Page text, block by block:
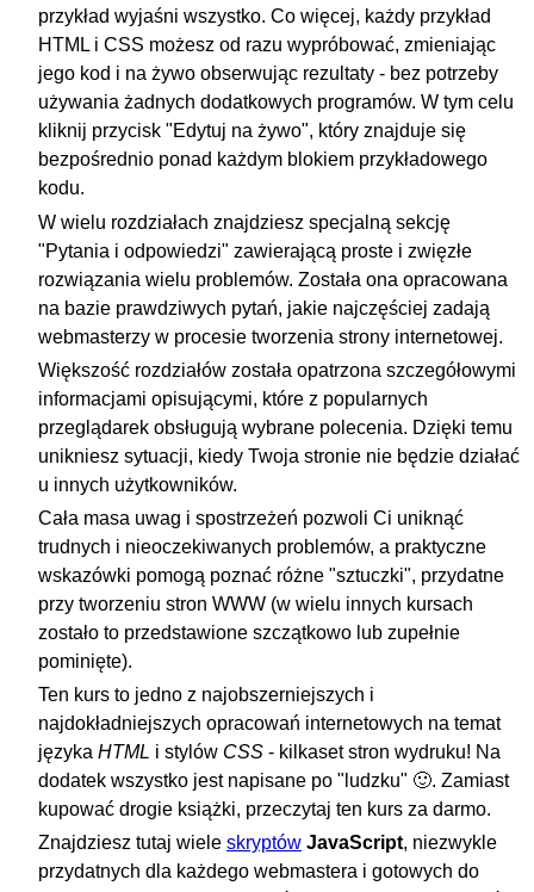
przykład wyjaśni wszystko. Co więcej, każdy przykład
HTML i CSS możesz od razu wypróbować, zmieniając
jego kod i na żywo obserwując rezultaty - bez potrzeby
używania żadnych dodatkowych programów. W tym celu
kliknij przycisk "Edytuj na żywo", który znajduje się
bezpośrednio ponad każdym blokiem przykładowego
kodu.
W wielu rozdziałach znajdziesz specjalną sekcję
"Pytania i odpowiedzi" zawierającą proste i zwięzłe
rozwiązania wielu problemów. Została ona opracowana
na bazie prawdziwych pytań, jakie najczęściej zadają
webmasterzy w procesie tworzenia strony internetowej.
Większość rozdziałów została opatrzona szczegółowymi
informacjami opisującymi, które z popularnych
przeglądarek obsługują wybrane polecenia. Dzięki temu
unikniesz sytuacji, kiedy Twoja stronie nie będzie działać
u innych użytkowników.
Cała masa uwag i spostrzeżeń pozwoli Ci uniknąć
trudnych i nieoczekiwanych problemów, a praktyczne
wskazówki pomogą poznać różne "sztuczki", przydatne
przy tworzeniu stron WWW (w wielu innych kursach
zostało to przedstawione szczątkowo lub zupełnie
pominięte).
Ten kurs to jedno z najobszerniejszych i
najdokładniejszych opracowań internetowych na temat
języka HTML i stylów CSS - kilkaset stron wydruku! Na
dodatek wszystko jest napisane po "ludzku" 🙂. Zamiast
kupować drogie książki, przeczytaj ten kurs za darmo.
Znajdziesz tutaj wiele skryptów JavaScript, niezwykle
przydatnych dla każdego webmastera i gotowych do